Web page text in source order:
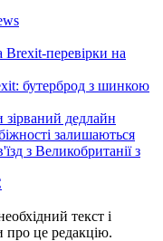
Brexit-перевірки на
бутерброд з шинкою
дедлайн
залишаються
з Великобританії з
текст і
про це редакцію.